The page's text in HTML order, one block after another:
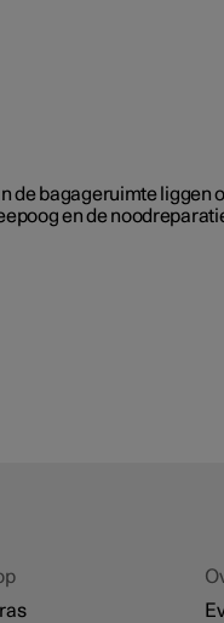
de bagageruimte liggen
en de